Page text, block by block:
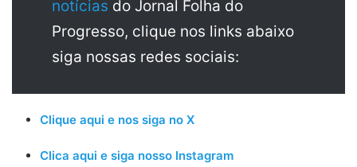
notícias do Jornal Folha do
Progresso, clique nos links abaixo
siga nossas redes sociais:
Clique aqui e nos siga no X
Clica aqui e siga nosso Instagram